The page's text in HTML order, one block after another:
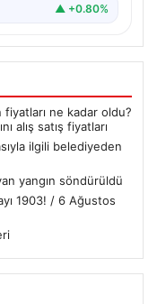
▲ +0.80%
fiyatları ne kadar oldu?
alış satış fiyatları
ilgili belediyeden
yangın söndürüldü
1903! / 6 Ağustos